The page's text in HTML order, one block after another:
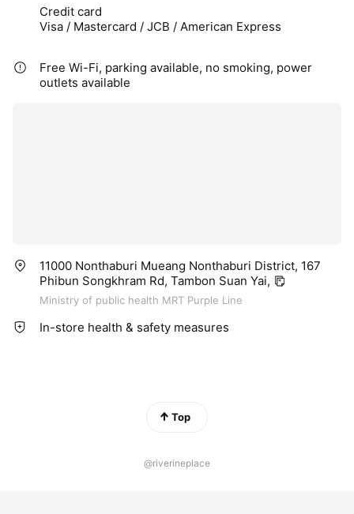
Credit card
Visa / Mastercard / JCB / American Express
Free Wi-Fi, parking available, no smoking, power
outlets available
11000 Nonthaburi Mueang Nonthaburi District, 167
Phibun Songkhram Rd, Tambon Suan Yai,
Ministry of public health MRT Purple Line
In-store health & safety measures
Top
@riverineplace